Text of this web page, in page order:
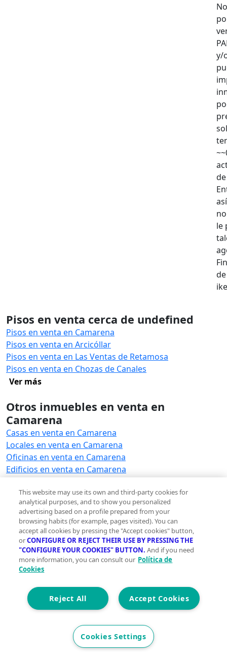
y/
le
Pisos en venta cerca de undefined
Pisos en venta en Camarena
Pisos en venta en Arcicóllar
Pisos en venta en Las Ventas de Retamosa
Pisos en venta en Chozas de Canales
Ver más
Otros inmuebles en venta en
Camarena
Casas en venta en Camarena
Locales en venta en Camarena
Oficinas en venta en Camarena
Edificios en venta en Camarena
Naves industriales en venta en Camarena
Garajes en venta en Camarena
Hoteles en venta en Camarena
Trasteros en venta en Camarena
Viviendas en venta en Camarena
Pisos en alquiler en Camarena
Ver otras inmobiliarias en Camarena
This website may use its own and third-party cookies for
analytical purposes, and to show you personalized
advertising based on a profile prepared from your
browsing habits (for example, pages visited). You can
accept all cookies by pressing the "Accept cookies" button,
orCONFIGURE OR REJECT THEIR USE BY PRESSING THE
"CONFIGURE YOUR COOKIES" BUTTON. And if you need
more information, you can consult our Política de
Cookies
Accept Cookies
Reject All
Cookies Settings